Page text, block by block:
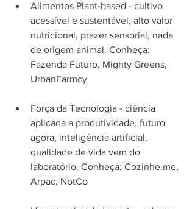
Alimentos Plant-based - cultivo
acessível e sustentável, alto valor
nutricional, prazer sensorial, nada
de origem animal. Conheça:
Fazenda Futuro, Mighty Greens,
UrbanFarmcy
Força da Tecnologia - ciência
aplicada a produtividade, futuro
agora, inteligência artificial,
qualidade de vida vem do
laboratório. Conheça: Cozinhe.me,
Arpac, NotCo